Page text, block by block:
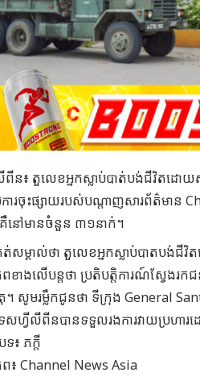
ពីន៖ តួលេខអ្នកស្លាប់បាត់បង់ជីវិតដោ
ការចុះផ្សាយរបស់បណ្តាញសារព័ត៌មាន
គឺនៅមានចំនួន ៣១នាក់។
ត់សម្គាល់ថា តួលេខអ្នកស្លាប់បាតបង់ជី
ខាងលើបន្តថា ប្រតិបត្តិការណ៍ស្វែងរ
។ សូមរម្លឹកជូនថា ទីក្រុង General
សហ្វីលីពីនបានទទួលរងការវាយប្រហារ
ទ៖ ភក្តី
៖ Channel News Asia